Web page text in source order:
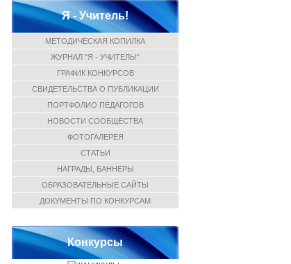
Я - Учитель!
МЕТОДИЧЕСКАЯ КОПИЛКА
ЖУРНАЛ "Я - УЧИТЕЛЬ!"
ГРАФИК КОНКУРСОВ
СВИДЕТЕЛЬСТВА О ПУБЛИКАЦИИ
ПОРТФОЛИО ПЕДАГОГОВ
НОВОСТИ СООБЩЕСТВА
ФОТОГАЛЕРЕЯ
СТАТЬИ
НАГРАДЫ, БАННЕРЫ
ОБРАЗОВАТЕЛЬНЫЕ САЙТЫ
ДОКУМЕНТЫ ПО КОНКУРСАМ
Конкурсы